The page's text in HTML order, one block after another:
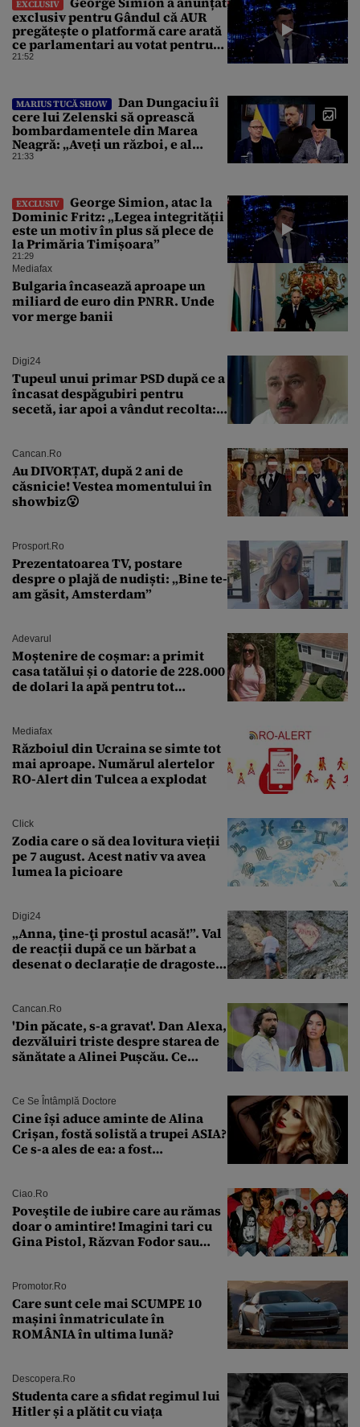
EXCLUSIV
exclusiv pentru Gândul că AUR
pregătește o platformă care arată
ce parlamentari au votat pentru
suspendarea lui Nicușor Dan
21:52
MARIUS TUCĂ SHOW
Dan Dungaciu îi
cere lui Zelenski să oprească
bombardamentele din Marea
Neagră: „Aveți un război, e al
vostru, dar lăsați restul să
21:33
EXCLUSIV
George Simion, atac la
Dominic Fritz: „Legea integrității
este un motiv în plus să plece de
la Primăria Timișoara”
21:29
Mediafax
Bulgaria încasează aproape un
miliard de euro din PNRR. Unde
vor merge banii
Digi24
Tupeul unui primar PSD după ce a
încasat despăgubiri pentru
secetă, iar apoi a vândut recolta:
Cancan.ro
Au DIVORȚAT, după 2 ani de
căsnicie! Vestea momentului în
showbiz😮
Prosport.ro
Prezentatoarea TV, postare
despre o plajă de nudiști: „Bine te-
am găsit, Amsterdam”
Adevarul
Moștenire de coșmar: a primit
casa tatălui și o datorie de 228.000
de dolari la apă pentru tot
Mediafax
Războiul din Ucraina se simte tot
mai aproape. Numărul alertelor
RO-Alert din Tulcea a explodat
Click
Zodia care o să dea lovitura vieții
pe 7 august. Acest nativ va avea
lumea la picioare
Digi24
„Anna, ţine-ţi prostul acasă!”. Val
de reacții după ce un bărbat a
desenat o declarație de dragoste
Cancan.ro
'Din păcate, s-a gravat'. Dan Alexa,
dezvăluiri triste despre starea de
sănătate a Alinei Pușcău. Ce
Ce Se Întâmplă Doctore
Cine își aduce aminte de Alina
Crișan, fostă solistă a trupei ASIA?
Ce s-a ales de ea: a fost
Ciao.ro
Poveştile de iubire care au rămas
doar o amintire! Imagini tari cu
Gina Pistol, Răzvan Fodor sau
Promotor.ro
Care sunt cele mai SCUMPE 10
mașini înmatriculate în
ROMÂNIA în ultima lună?
Descopera.ro
Studenta care a sfidat regimul lui
Hitler și a plătit cu viața